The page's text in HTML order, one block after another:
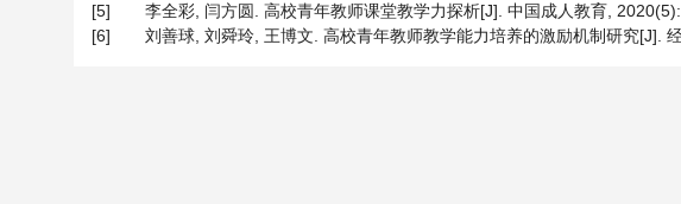
[5]
李全彩, 闫方圆. 高校青年教师课堂教学力探析[J]. 中国成人教育, 2020(5):
[6]
刘善球, 刘舜玲, 王博文. 高校青年教师教学能力培养的激励机制研究[J].